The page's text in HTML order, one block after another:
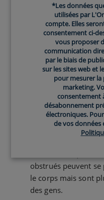
sur la peau. Cela
à être plus
avez le plus de
Production
obstrués
Vos glandes
huileuse appelée
votre peau
de sébum est
pores et entraîner
obstrués peuvent
le corps mais sont
des gens.
*Les données
utilisées par
compte. Elles
consentement ci-
vous proposer
communication
par le biais de
sur les sites web et
pour mesurer la
marketing.
consentement
désabonnement
électroniques.
de vos données